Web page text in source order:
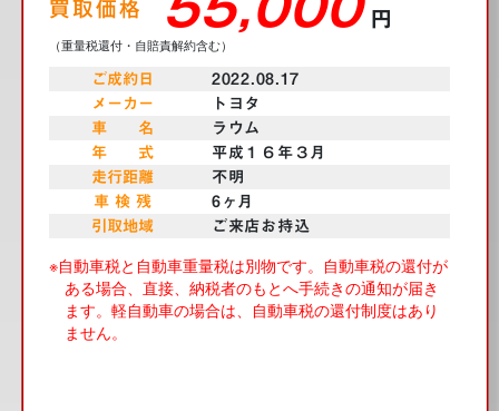
買取価格 円
（重量税還付・自賠責解約含む）
ご成約日
2022.08.17
メーカー
トヨタ
車 名
ラウム
年 式
平成１６年３月
走行距離
不明
車 検 残
6ヶ月
引取地域
ご来店お持込
※自動車税と自動車重量税は別物です。自動車税の還付が
ある場合、直接、納税者のもとへ手続きの通知が届き
ます。 軽自動車の場合は、自動車税の還付制度はあり
ません。